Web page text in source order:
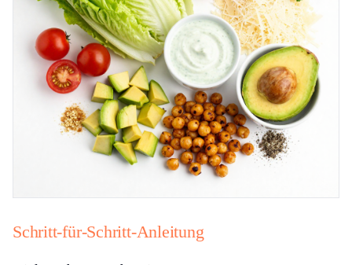
Schritt-für-Schritt-Anleitung